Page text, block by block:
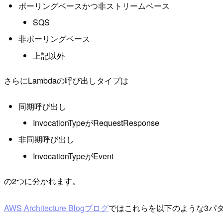
ポーリングベースかつ非ストリームベース
SQS
非ポーリングベース
上記以外
さらにLambdaの呼び出しタイプは
同期呼び出し
InvocationTypeがRequestResponse
非同期呼び出し
InvocationTypeがEvent
の2つに分かれます。
AWS Architecture Blogブログではこれらを以下のような3パ